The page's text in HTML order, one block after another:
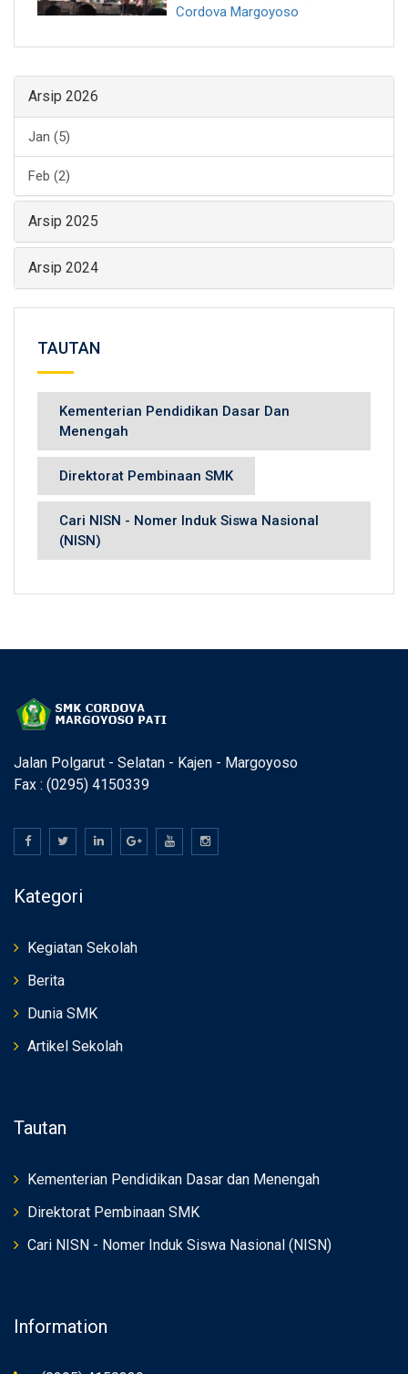
Cordova Margoyoso
Arsip 2026
Jan (5)
Feb (2)
Arsip 2025
Arsip 2024
TAUTAN
Kementerian Pendidikan Dasar Dan
Menengah
Direktorat Pembinaan SMK
Cari NISN - Nomer Induk Siswa Nasional
(NISN)
Jalan Polgarut - Selatan - Kajen - Margoyoso
Fax : (0295) 4150339
Kategori
Kegiatan Sekolah
Berita
Dunia SMK
Artikel Sekolah
Tautan
Kementerian Pendidikan Dasar dan Menengah
Direktorat Pembinaan SMK
Cari NISN - Nomer Induk Siswa Nasional (NISN)
Information